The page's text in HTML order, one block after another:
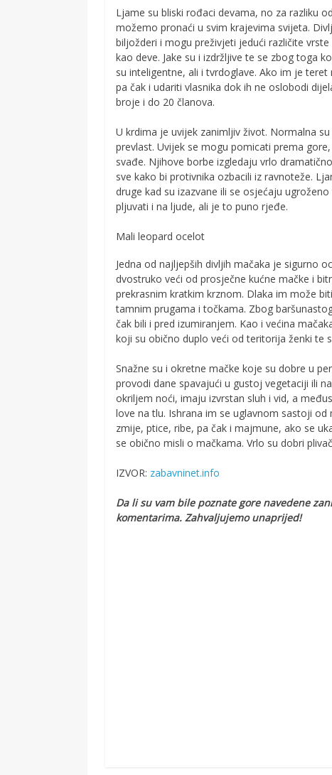
Ljame su bliski rođaci devama, no za razliku
možemo pronaći u svim krajevima svijeta.
biljožderi i mogu preživjeti jedući različite
kao deve. Jake su i izdržljive te se zbog toga
su inteligentne, ali i tvrdoglave. Ako im je
pa čak i udariti vlasnika dok ih ne oslobodi
broje i do 20 članova.
U krdima je uvijek zanimljiv život. Normalna
prevlast. Uvijek se mogu pomicati prema
svađe. Njihove borbe izgledaju vrlo
sve kako bi protivnika ozbacili iz ravnoteže.
druge kad su izazvane ili se osjećaju
pljuvati i na ljude, ali je to puno rjeđe.
Mali leopard ocelot
Jedna od najljepših divljih mačaka je sigurno
dvostruko veći od prosječne kućne mačke i
prekrasnim kratkim krznom. Dlaka im može
tamnim prugama i točkama. Zbog
čak bili i pred izumiranjem. Kao i većina
koji su obično duplo veći od teritorija ženki te
Snažne su i okretne mačke koje su dobre u
provodi dane spavajući u gustoj vegetaciji ili
okriljem noći, imaju izvrstan sluh i vid, a
love na tlu. Ishrana im se uglavnom sastoji
zmije, ptice, ribe, pa čak i majmune, ako se
se obično misli o mačkama. Vrlo su dobri
IZVOR: zabavninet.info
Da li su vam bile poznate gore navedene
komentarima. Zahvaljujemo unaprijed!